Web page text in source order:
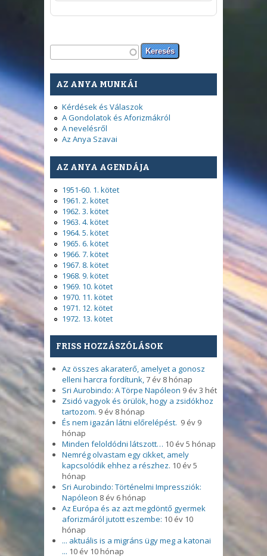
Keresés űrlap
Keresés
AZ ANYA MUNKÁI
Kérdések és Válaszok
A Gondolatok és Aforizmákról
A nevelésről
Az Anya Szavai
AZ ANYA AGENDÁJA
1951-60. 1. kötet
1961. 2. kötet
1962. 3. kötet
1963. 4. kötet
1964. 5. kötet
1965. 6. kötet
1966. 7. kötet
1967. 8. kötet
1968. 9. kötet
1969. 10. kötet
1970. 11. kötet
1971. 12. kötet
1972. 13. kötet
FRISS HOZZÁSZÓLÁSOK
Az összes akaraterő, amelyet a gonosz
elleni harcra fordítunk,7 év 8 hónap
Sri Aurobindo: A Törpe Napóleon 9 év 3 hét
Zsidó vagyok és örülök, hogy a zsidókhoz
tartozom. 9 év 8 hónap
És nem igazán látni előrelépést. 9 év 9
hónap
Minden feloldódni látszott… 10 év 5 hónap
Nemrég olvastam egy cikket, amely
kapcsolódik ehhez a részhez. 10 év 5
hónap
Sri Aurobindo: Történelmi Impressziók:
Napóleon 8 év 6 hónap
Az Európa és az azt megdöntő gyermek
aforizmáról jutott eszembe: 10 év 10
hónap
... aktuális is a migráns ügy meg a katonai
... 10 év 10 hónap